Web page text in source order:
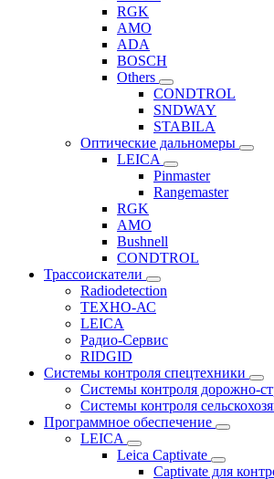
RGK
AMO
ADA
BOSCH
Others
CONDTROL
SNDWAY
STABILA
Оптические дальномеры
LEICA
Pinmaster
Rangemaster
RGK
AMO
Bushnell
CONDTROL
Трассоискатели
Radiodetection
ТЕХНО-АС
LEICA
Радио-Сервис
RIDGID
Системы контроля спецтехники
Системы контроля дорожно-
Системы контроля
Программное обеспечение
LEICA
Leica Captivate
Captivate для